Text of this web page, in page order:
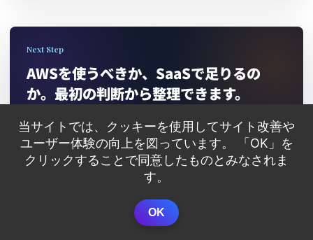
Next Step
AWSを使うべきか、SaaSで足りるの
か。最初の判断から整理できます。
クラウドの正解は、技術名だけでは決まりません。 業務、データ、
予算、社内体制、運用できる範囲を見ながら、最初に作るべき構成を
一緒に切り分けます。
クラウド導入を相談する
当サイトでは、クッキーを使用してサイト改善や
ユーザー体験の向上を図っています。 「OK」を
クリックすることで同意したものとみなされま
す。
OK